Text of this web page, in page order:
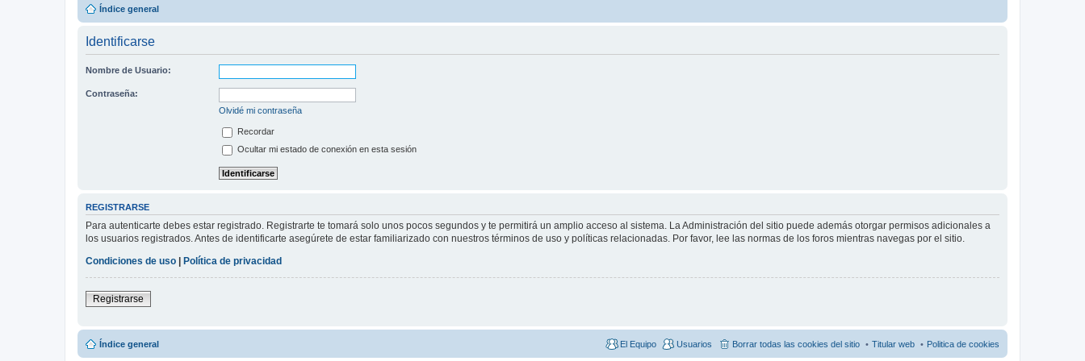
Índice general
Identificarse
Nombre de Usuario:
Contraseña:
Olvidé mi contraseña
Recordar
Ocultar mi estado de conexión en esta sesión
REGISTRARSE
Para autenticarte debes estar registrado. Registrarte te tomará solo unos pocos segundos y te permitirá un amplio acceso al sistema. La Administración del sitio puede además otorgar permisos adicionales a
los usuarios registrados. Antes de identificarte asegúrete de estar familiarizado con nuestros términos de uso y políticas relacionadas. Por favor, lee las normas de los foros mientras navegas por el sitio.
Condiciones de uso
Política de privacidad
Registrarse
Índice general Politica de cookies
Titular web
Borrar todas las cookies del sitio
Usuarios
El Equipo